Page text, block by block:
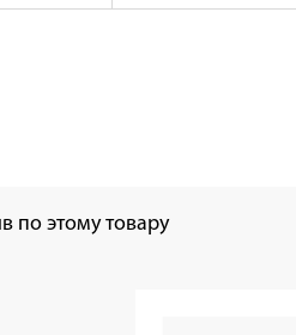
по этому товару